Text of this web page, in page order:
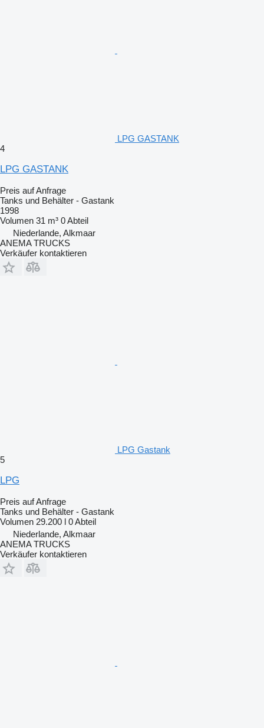
LPG GASTANK
4
LPG GASTANK
Preis auf Anfrage
Tanks und Behälter - Gastank
1998
Volumen 31 m³ 0 Abteil
Niederlande, Alkmaar
ANEMA TRUCKS
Verkäufer kontaktieren
LPG Gastank
5
LPG
Preis auf Anfrage
Tanks und Behälter - Gastank
Volumen 29.200 l 0 Abteil
Niederlande, Alkmaar
ANEMA TRUCKS
Verkäufer kontaktieren